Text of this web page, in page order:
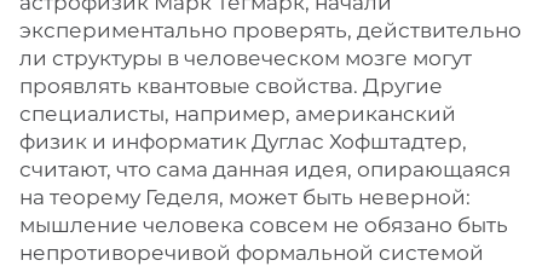
экспериментально проверять, действительно
ли структуры в человеческом мозге могут
проявлять квантовые свойства. Другие
специалисты, например, американский
физик и информатик Дуглас Хофштадтер,
считают, что сама данная идея, опирающаяся
на теорему Геделя, может быть неверной:
мышление человека совсем не обязано быть
непротиворечивой формальной системой